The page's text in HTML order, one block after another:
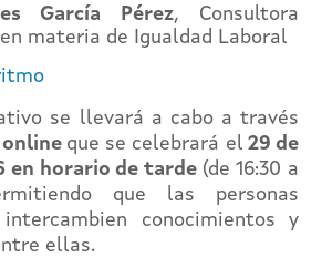
García Pérez, Consultora
materia de Igualdad Laboral
se llevará a cabo a través
online que se celebrará el 29 de
en horario de tarde (de 16:30 a
que las personas
conocimientos y
ellas.